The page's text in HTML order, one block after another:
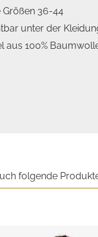
Größen 36-44
unter der
aus 100%
folgende